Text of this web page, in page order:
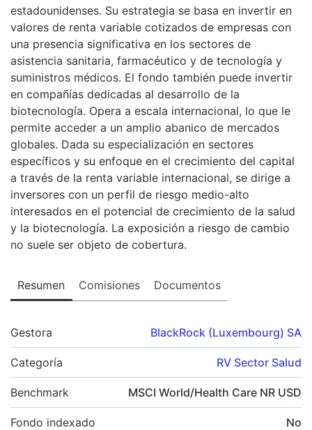
estadounidenses. Su estrategia se basa en invertir en
valores de renta variable cotizados de empresas con
una presencia significativa en los sectores de
asistencia sanitaria, farmacéutico y de tecnología y
suministros médicos. El fondo también puede invertir
en compañías dedicadas al desarrollo de la
biotecnología. Opera a escala internacional, lo que le
permite acceder a un amplio abanico de mercados
globales. Dada su especialización en sectores
específicos y su enfoque en el crecimiento del capital
a través de la renta variable internacional, se dirige a
inversores con un perfil de riesgo medio-alto
interesados en el potencial de crecimiento de la salud
y la biotecnología. La exposición a riesgo de cambio
no suele ser objeto de cobertura.
Resumen Comisiones Documentos
Gestora BlackRock (Luxembourg) SA
Categoría RV Sector Salud
Benchmark MSCI World/Health Care NR USD
Fondo indexado No